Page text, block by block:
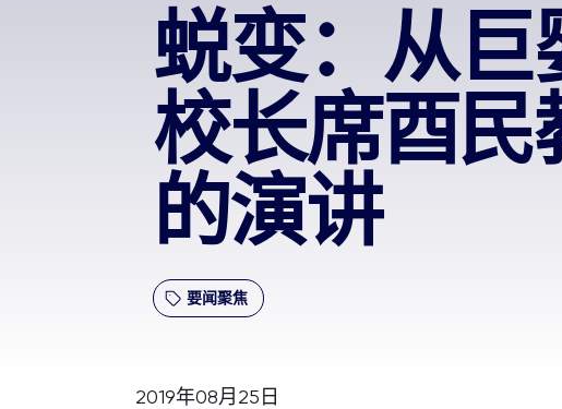
蜕变：从
校长席酉民
的演讲
要闻聚焦
2019年08月25日